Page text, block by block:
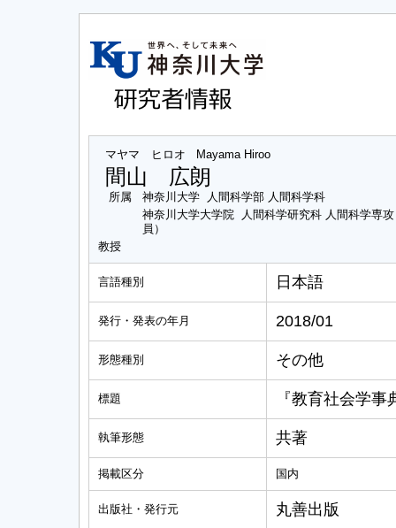
マヤマ ヒロオ Mayama Hiroo
間山 広朗
所属
神奈川大学 人間科学部 人間科学科
神奈川大学大学院 人間科学研究科 人間科学専
員）
教授
言語種別 日本語
発行・発表の年月 2018/01
形態種別 その他
標題 『教育社会学
執筆形態 共著
掲載区分 国内
出版社・発行元 丸善出版